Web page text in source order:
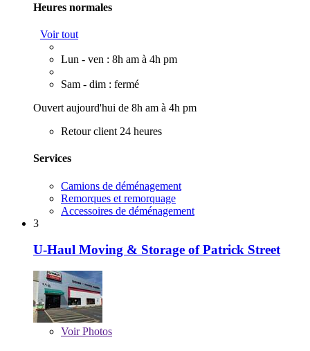
Heures normales
Voir tout
Lun - ven : 8h am à 4h pm
Sam - dim : fermé
Ouvert aujourd'hui de 8h am à 4h pm
Retour client 24 heures
Services
Camions de déménagement
Remorques et remorquage
Accessoires de déménagement
3
U-Haul Moving & Storage of Patrick Street
VoirPhotos